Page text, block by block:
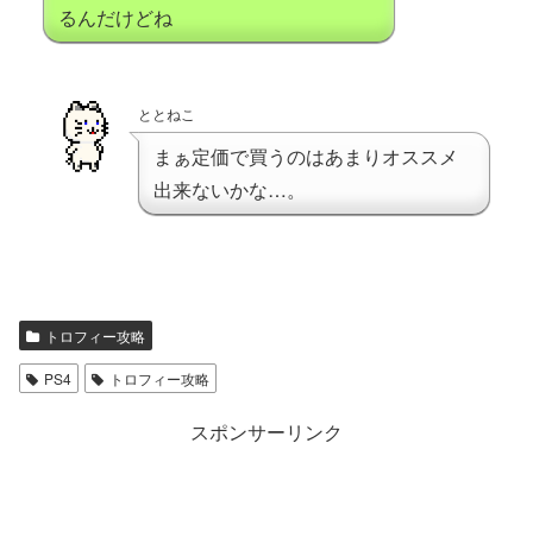
るんだけどね
ととねこ
まぁ定価で買うのはあまりオススメ
出来ないかな…。
トロフィー攻略
PS4 トロフィー攻略
スポンサーリンク